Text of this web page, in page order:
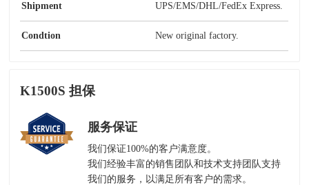
Shipment UPS/EMS/DHL/FedEx Express.
Condtion New original factory.
K1500S 担保
服务保证
我们保证100%的客户满意度。
我们经验丰富的销售团队和技术支持团队支持
我们的服务，以满足所有客户的需求。